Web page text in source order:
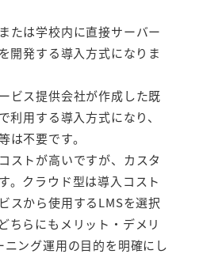
たは学校内に直接サーバー
開発する導入方式になりま
ビス提供会社が作成した既
利用する導入方式になり、
は不要です。
ストが高いですが、カスタ
。クラウド型は導入コスト
スから使用するLMSを選択
ちらにもメリット・デメリ
ング運用の目的を明確にし